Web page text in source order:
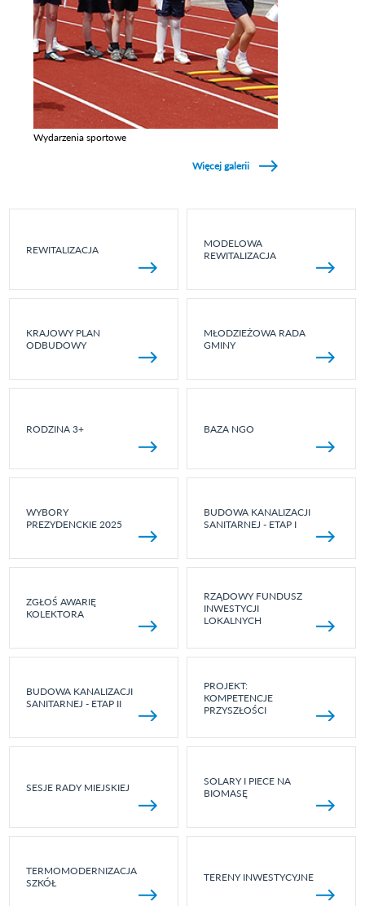
Wydarzenia sportowe
Więcej galerii
REWITALIZACJA
MODELOWA
REWITALIZACJA
KRAJOWY PLAN
ODBUDOWY
MŁODZIEŻOWA RADA
GMINY
RODZINA 3+ BAZA NGO
WYBORY
PREZYDENCKIE 2025
BUDOWA KANALIZACJI
SANITARNEJ - ETAP I
ZGŁOŚ AWARIĘ
KOLEKTORA
RZĄDOWY FUNDUSZ
INWESTYCJI
LOKALNYCH
BUDOWA KANALIZACJI
SANITARNEJ - ETAP II
PROJEKT:
KOMPETENCJE
PRZYSZŁOŚCI
SESJE RADY MIEJSKIEJ
SOLARY I PIECE NA
BIOMASĘ
TERMOMODERNIZACJA
SZKÓŁ
TERENY INWESTYCYJNE